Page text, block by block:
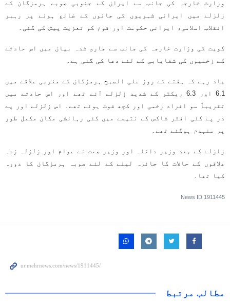
وزارت خارجہ کی جانب سے ایران کے جنوبی صوبے ہرمزگان کے
زلزلے میں ایرانی شہریوں کی جانوں کے ضائع ہونے پر رہبر
انقلاب اسلامی، ایرانی حکومت اور قوم کو تعزیت پیش کی گئی۔
کویت کی وزارت خارجہ کی جانب سے جاری شدہ بیان میں اس حادثے
کے زخمیوں کی شفایابی کے لئے دعا کی گئی ہے۔
یاد رہے کہ ہفتے کے روز علی الصبح ہرمزگان کے مغربی علاقے میں
6.1 اور 6.3 ریکٹر کے شدید زلزلے آئے تھے اور اس حادثے میں
تقریباً سو افراد زخمی اور کچھ فوت ہوئے تھے۔ اس زلزلے اور پے
در پے کئی آفٹر شاکس کے نتیجے میں کئی رہائشی مکان مکمل طور
پر منہدم ہوگئے تھے۔
زلزلے کے بعد وزیر داخلہ اور وزیر صحت نے عوام اور زلزلہ زدہ
علاقوں کے حالات کا جائزہ لینے کے لئے صوبہ ہرمزگان کا دورہ
کیا تھا۔
News ID 1911445
مطالب مرتبط